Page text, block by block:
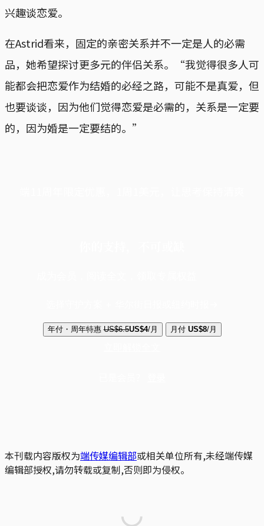
兴趣谈恋爱。
在Astrid看来，固定的亲密关系并不一定是人的必需
品，她希望探讨更多元的伴侣关系。“我觉得很多人可
能都会把恋爱作为结婚的必经之路，可能不是真爱，但
也要谈谈，因为他们觉得恋爱是必需的，关系是一定要
的，因为婚是一定要结的。”
年付・周年特惠 US$6.5US$4/月 月付 US$8/月
本刊载内容版权为端传媒编辑部或相关单位所有,未经端传媒
编辑部授权,请勿转载或复制,否则即为侵权。